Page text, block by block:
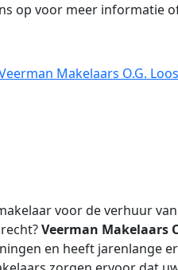
op voor meer informatie
Makelaars O.G.
voor de verhuur
Veerman Makelaars
en heeft jarenlange